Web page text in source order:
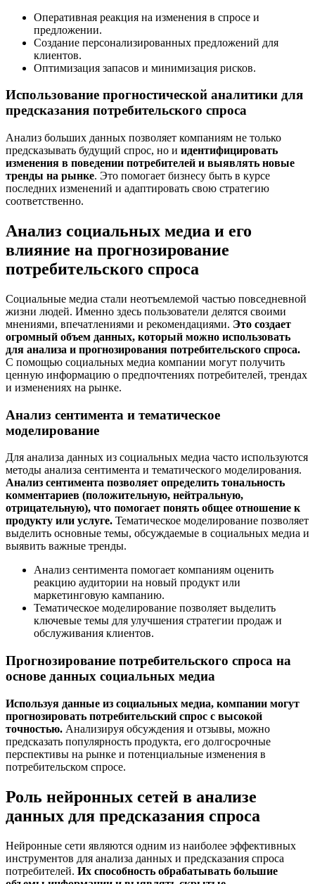
Оперативная реакция на изменения в спросе и
предложении.
Создание персонализированных предложений для
клиентов.
Оптимизация запасов и минимизация рисков.
Использование прогностической аналитики для
предсказания потребительского спроса
Анализ больших данных позволяет компаниям не только
предсказывать будущий спрос, но и идентифицировать
изменения в поведении потребителей и выявлять новые
тренды на рынке. Это помогает бизнесу быть в курсе
последних изменений и адаптировать свою стратегию
соответственно.
Анализ социальных медиа и его
влияние на прогнозирование
потребительского спроса
Социальные медиа стали неотъемлемой частью повседневной
жизни людей. Именно здесь пользователи делятся своими
мнениями, впечатлениями и рекомендациями. Это создает
огромный объем данных, который можно использовать
для анализа и прогнозирования потребительского спроса.
С помощью социальных медиа компании могут получить
ценную информацию о предпочтениях потребителей, трендах
и изменениях на рынке.
Анализ сентимента и тематическое
моделирование
Для анализа данных из социальных медиа часто используются
методы анализа сентимента и тематического моделирования.
Анализ сентимента позволяет определить тональность
комментариев (положительную, нейтральную,
отрицательную), что помогает понять общее отношение к
продукту или услуге. Тематическое моделирование позволяет
выделить основные темы, обсуждаемые в социальных медиа и
выявить важные тренды.
Анализ сентимента помогает компаниям оценить
реакцию аудитории на новый продукт или
маркетинговую кампанию.
Тематическое моделирование позволяет выделить
ключевые темы для улучшения стратегии продаж и
обслуживания клиентов.
Прогнозирование потребительского спроса на
основе данных социальных медиа
Используя данные из социальных медиа, компании могут
прогнозировать потребительский спрос с высокой
точностью. Анализируя обсуждения и отзывы, можно
предсказать популярность продукта, его долгосрочные
перспективы на рынке и потенциальные изменения в
потребительском спросе.
Роль нейронных сетей в анализе
данных для предсказания спроса
Нейронные сети являются одним из наиболее эффективных
инструментов для анализа данных и предсказания спроса
потребителей. Их способность обрабатывать большие